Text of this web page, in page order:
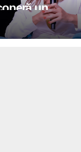
un
financiar:
obțin firmele